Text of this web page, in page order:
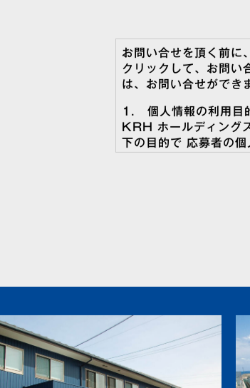
お問い合せを頂く前に
クリックして、お問い
は、お問い合せができ
1． 個人情報の利用目
KRH ホールディング
下の目的で 応募者の
をするために個人情報
（3）応募いただいた
入、ご提出頂けない場
当社は、採用活動にお
ることがあります。
3． 個人情報の提供／
当社は、以下の場合を